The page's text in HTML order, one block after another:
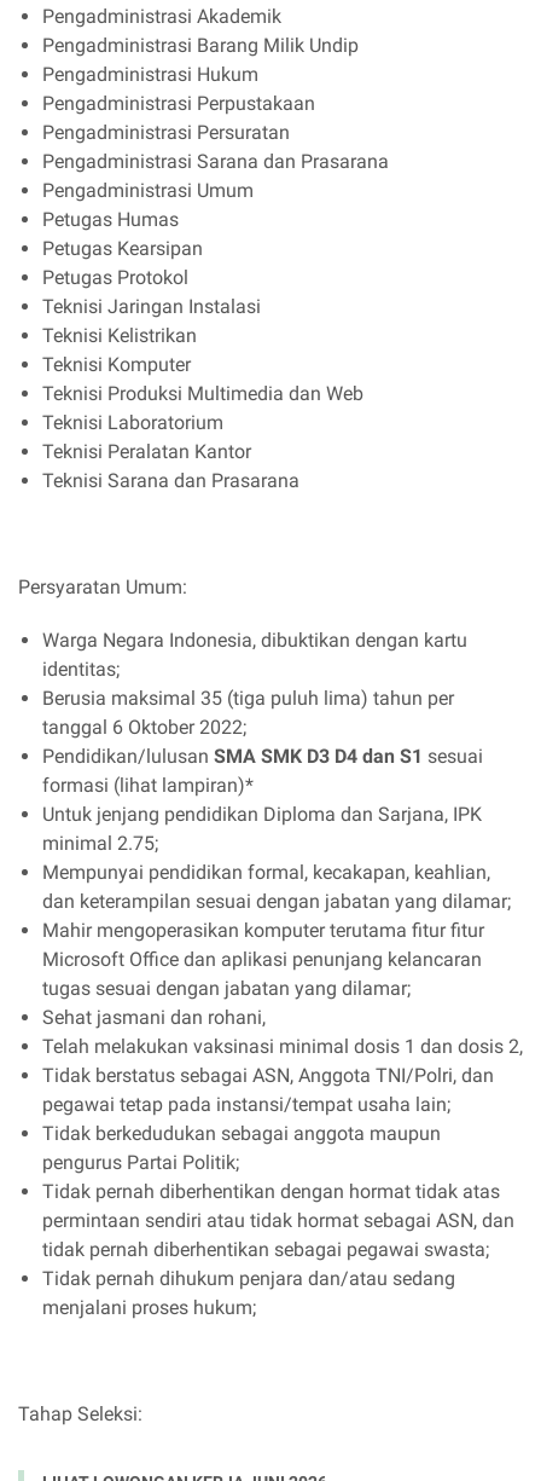
Pengadministrasi Akademik
Pengadministrasi Barang Milik Undip
Pengadministrasi Hukum
Pengadministrasi Perpustakaan
Pengadministrasi Persuratan
Pengadministrasi Sarana dan Prasarana
Pengadministrasi Umum
Petugas Humas
Petugas Kearsipan
Petugas Protokol
Teknisi Jaringan Instalasi
Teknisi Kelistrikan
Teknisi Komputer
Teknisi Produksi Multimedia dan Web
Teknisi Laboratorium
Teknisi Peralatan Kantor
Teknisi Sarana dan Prasarana
Persyaratan Umum:
Warga Negara Indonesia, dibuktikan dengan kartu
identitas;
Berusia maksimal 35 (tiga puluh lima) tahun per
tanggal 6 Oktober 2022;
Pendidikan/lulusan SMA SMK D3 D4 dan S1 sesuai
formasi (lihat lampiran)*
Untuk jenjang pendidikan Diploma dan Sarjana, IPK
minimal 2.75;
Mempunyai pendidikan formal, kecakapan, keahlian,
dan keterampilan sesuai dengan jabatan yang dilamar;
Mahir mengoperasikan komputer terutama fitur fitur
Microsoft Office dan aplikasi penunjang kelancaran
tugas sesuai dengan jabatan yang dilamar;
Sehat jasmani dan rohani,
Telah melakukan vaksinasi minimal dosis 1 dan dosis 2,
Tidak berstatus sebagai ASN, Anggota TNI/Polri, dan
pegawai tetap pada instansi/tempat usaha lain;
Tidak berkedudukan sebagai anggota maupun
pengurus Partai Politik;
Tidak pernah diberhentikan dengan hormat tidak atas
permintaan sendiri atau tidak hormat sebagai ASN, dan
tidak pernah diberhentikan sebagai pegawai swasta;
Tidak pernah dihukum penjara dan/atau sedang
menjalani proses hukum;
Tahap Seleksi: